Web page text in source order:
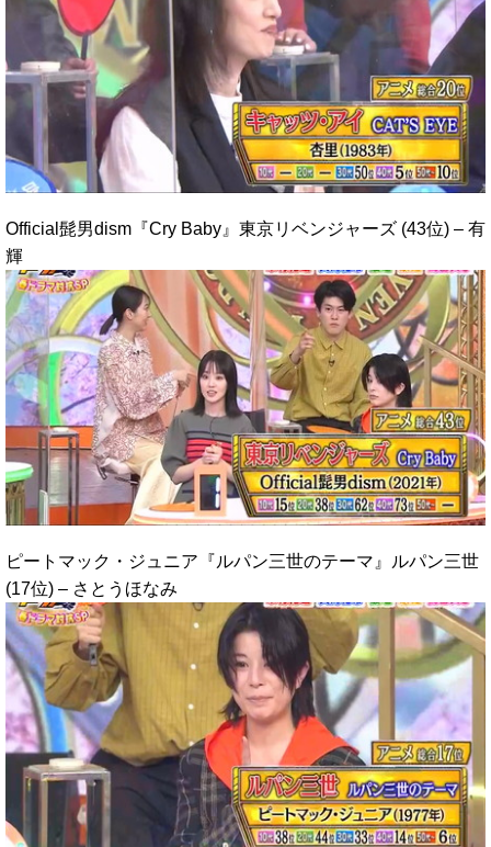
Official髭男dism『Cry Baby』東京リベンジャーズ (43位) – 有
輝
ピートマック・ジュニア『ルパン三世のテーマ』ルパン三世
(17位) – さとうほなみ